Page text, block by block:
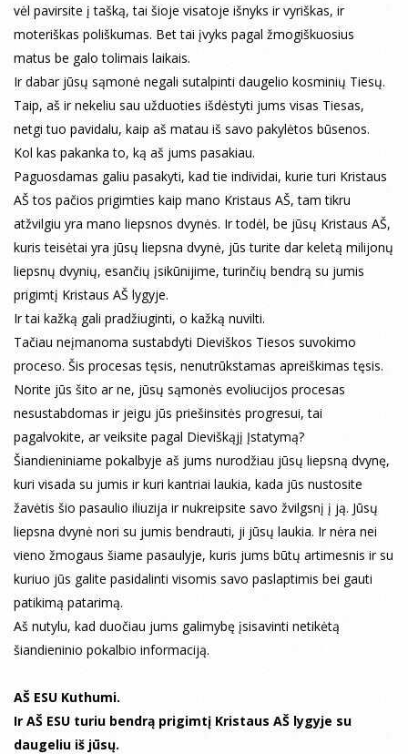
vėl pavirsite į tašką, tai šioje visatoje išnyks ir vyriškas, ir
moteriškas poliškumas. Bet tai įvyks pagal žmogiškuosius
matus be galo tolimais laikais.
Ir dabar jūsų sąmonė negali sutalpinti daugelio kosminių Tiesų.
Taip, aš ir nekeliu sau užduoties išdėstyti jums visas Tiesas,
netgi tuo pavidalu, kaip aš matau iš savo pakylėtos būsenos.
Kol kas pakanka to, ką aš jums pasakiau.
Paguosdamas galiu pasakyti, kad tie individai, kurie turi Kristaus
AŠ tos pačios prigimties kaip mano Kristaus AŠ, tam tikru
atžvilgiu yra mano liepsnos dvynės. Ir todėl, be jūsų Kristaus AŠ,
kuris teisėtai yra jūsų liepsna dvynė, jūs turite dar keletą milijonų
liepsnų dvynių, esančių įsikūnijime, turinčių bendrą su jumis
prigimtį Kristaus AŠ lygyje.
Ir tai kažką gali pradžiuginti, o kažką nuvilti.
Tačiau neįmanoma sustabdyti Dieviškos Tiesos suvokimo
proceso. Šis procesas tęsis, nenutrūkstamas apreiškimas tęsis.
Norite jūs šito ar ne, jūsų sąmonės evoliucijos procesas
nesustabdomas ir jeigu jūs priešinsitės progresui, tai
pagalvokite, ar veiksite pagal Dieviškąjį Įstatymą?
Šiandieniniame pokalbyje aš jums nurodžiau jūsų liepsną dvynę,
kuri visada su jumis ir kuri kantriai laukia, kada jūs nustosite
žavėtis šio pasaulio iliuzija ir nukreipsite savo žvilgsnį į ją. Jūsų
liepsna dvynė nori su jumis bendrauti, ji jūsų laukia. Ir nėra nei
vieno žmogaus šiame pasaulyje, kuris jums būtų artimesnis ir su
kuriuo jūs galite pasidalinti visomis savo paslaptimis bei gauti
patikimą patarimą.
Aš nutylu, kad duočiau jums galimybę įsisavinti netikėtą
šiandieninio pokalbio informaciją.
AŠ ESU Kuthumi.
Ir AŠ ESU turiu bendrą prigimtį Kristaus AŠ lygyje su
daugeliu iš jūsų.